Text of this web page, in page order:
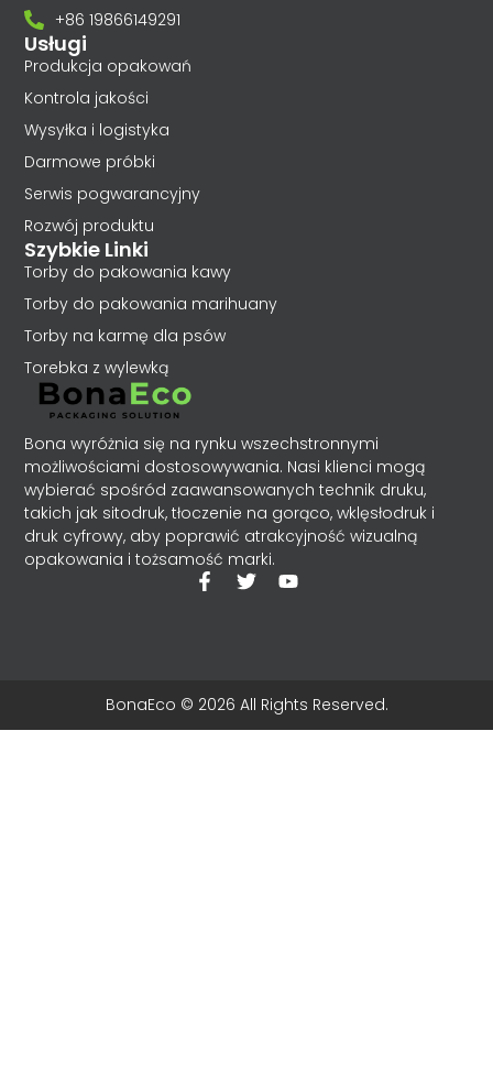
Bona wyróżnia się na rynku wszechstronnymi
możliwościami dostosowywania. Nasi klienci mogą
wybierać spośród zaawansowanych technik druku,
takich jak sitodruk, tłoczenie na gorąco, wklęsłodruk i
druk cyfrowy, aby poprawić atrakcyjność wizualną
opakowania i tożsamość marki.
Usługi
Produkcja opakowań
Kontrola jakości
Wysyłka i logistyka
Darmowe próbki
Serwis pogwarancyjny
Rozwój produktu
Szybkie Linki
Torby do pakowania kawy
Torby do pakowania marihuany
Torby na karmę dla psów
Torebka z wylewką
+86 19866149291
BonaEco © 2026 All Rights Reserved.